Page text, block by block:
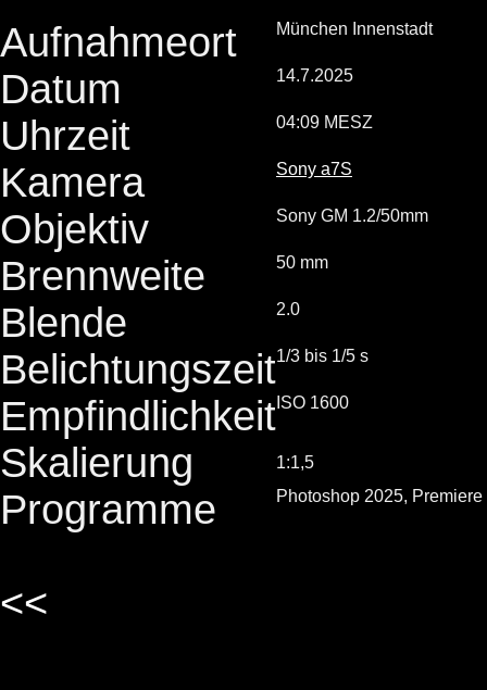
Aufnahmeort
München Innenstadt
Datum 14.7.2025
Uhrzeit 04:09 MESZ
Kamera Sony a7S
Objektiv Sony GM 1.2/50mm
Brennweite 50 mm
Blende 2.0
Belichtungszeit1/3 bis 1/5 s
Empfindlichkeit ISO 1600
Skalierung 1:1,5
Programme Photoshop 2025, Premiere
<<